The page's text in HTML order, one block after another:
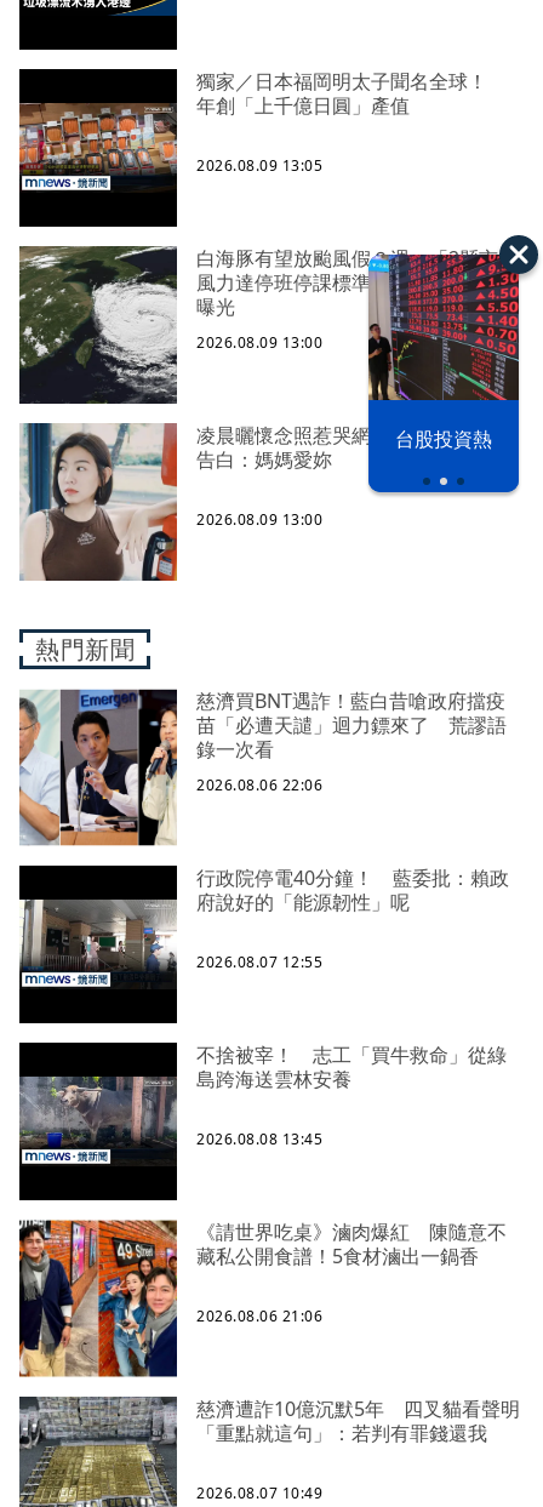
漢光42演習 台股投資熱
獨家／日本福岡明太子聞名全球！
年創「上千億日圓」產值
2026.08.09 13:05
白海豚有望放颱風假？週一「2縣市」
風力達停班停課標準 風雨緩和時間
曝光
2026.08.09 13:00
凌晨曬懷念照惹哭網友 米可白感性
告白：媽媽愛妳
2026.08.09 13:00
熱門新聞
慈濟買BNT遇詐！藍白昔嗆政府擋疫
苗「必遭天譴」迴力鏢來了 荒謬語
錄一次看
2026.08.06 22:06
行政院停電40分鐘！ 藍委批：賴政
府說好的「能源韌性」呢
2026.08.07 12:55
不捨被宰！ 志工「買牛救命」從綠
島跨海送雲林安養
2026.08.08 13:45
《請世界吃桌》滷肉爆紅 陳隨意不
藏私公開食譜！5食材滷出一鍋香
2026.08.06 21:06
慈濟遭詐10億沉默5年 四叉貓看聲明
「重點就這句」：若判有罪錢還我
2026.08.07 10:49